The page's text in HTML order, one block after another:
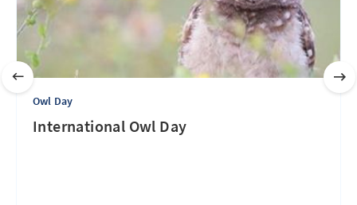
Owl Day
International Owl Day